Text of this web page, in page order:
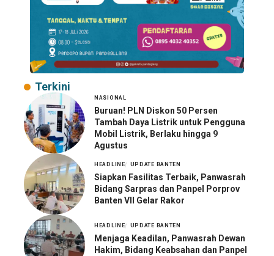
Terkini
NASIONAL
Buruan! PLN Diskon 50 Persen
Tambah Daya Listrik untuk Pengguna
Mobil Listrik, Berlaku hingga 9
Agustus
HEADLINE UPDATE BANTEN
Siapkan Fasilitas Terbaik, Panwasrah
Bidang Sarpras dan Panpel Porprov
Banten VII Gelar Rakor
HEADLINE UPDATE BANTEN
Menjaga Keadilan, Panwasrah Dewan
Hakim, Bidang Keabsahan dan Panpel